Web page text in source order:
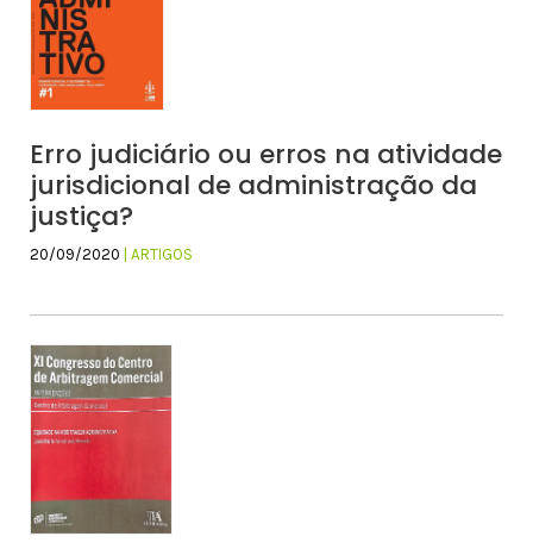
Erro judiciário ou erros na atividade
jurisdicional de administração da
justiça?
20/09/2020 | ARTIGOS